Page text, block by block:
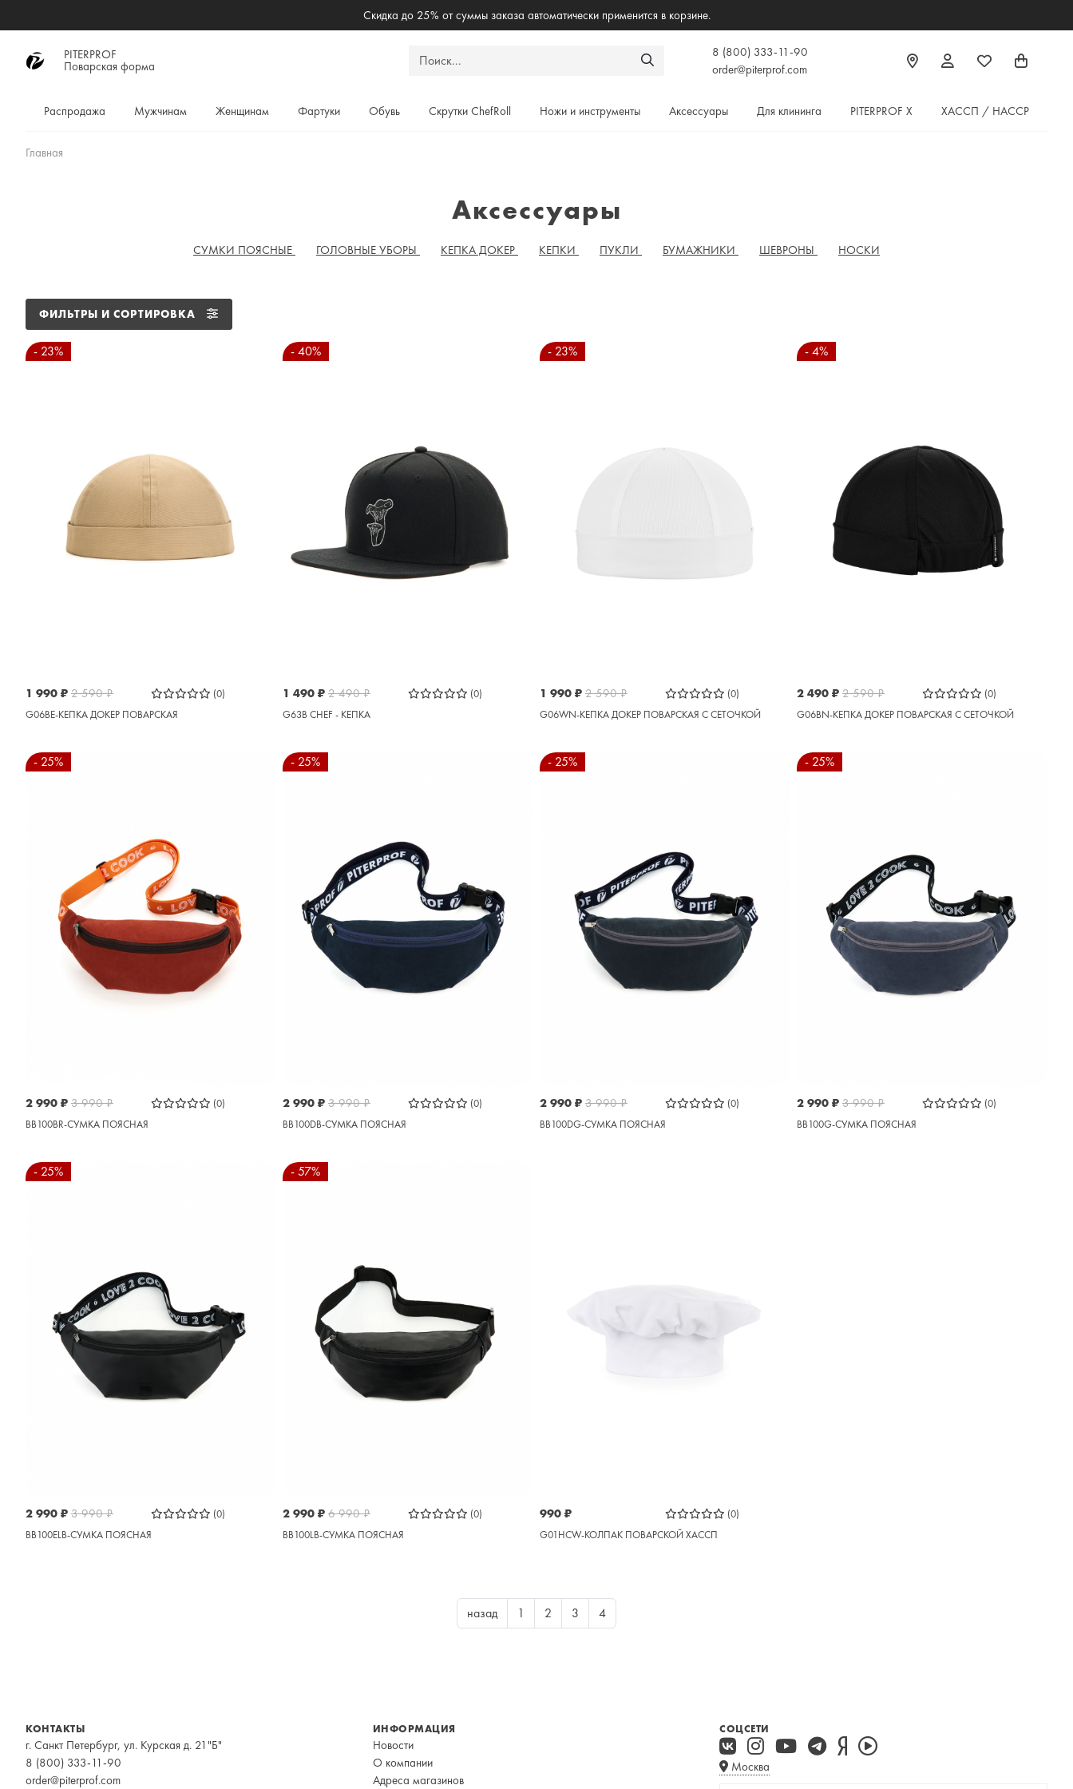
Скидка до 25% от суммы заказа автоматически применится в корзине.
PITERPROF
Поварская форма
8 (800) 333-11-90
order@piterprof.com
Распродажа Мужчинам Женщинам Фартуки Обувь Скрутки ChefRoll Ножи и инструменты Аксессуары Для клининга PITERPROF X ХАССП / HACCP
Главная
Аксессуары
СУМКИ ПОЯСНЫЕ ГОЛОВНЫЕ УБОРЫ КЕПКА ДОКЕР КЕПКИ ПУКЛИ БУМАЖНИКИ ШЕВРОНЫ НОСКИ
ФИЛЬТРЫ И СОРТИРОВКА
- 23%
1 990 ₽ 2 590₽
(0)
G06BE-КЕПКА ДОКЕР ПОВАРСКАЯ
- 40%
1 490 ₽ 2 490₽
(0)
G63B CHEF - КЕПКА
- 23%
1 990 ₽ 2 590₽
(0)
G06WN-КЕПКА ДОКЕР ПОВАРСКАЯ С СЕТОЧКОЙ
- 4%
2 490 ₽ 2 590₽
(0)
G06BN-КЕПКА ДОКЕР ПОВАРСКАЯ С СЕТОЧКОЙ
- 25%
2 990 ₽ 3 990₽
(0)
BB100BR-СУМКА ПОЯСНАЯ
- 25%
2 990 ₽ 3 990₽
(0)
BB100DB-СУМКА ПОЯСНАЯ
- 25%
2 990 ₽ 3 990₽
(0)
BB100DG-СУМКА ПОЯСНАЯ
- 25%
2 990 ₽ 3 990₽
(0)
BB100G-СУМКА ПОЯСНАЯ
- 25%
2 990 ₽ 3 990₽
(0)
BB100ELB-СУМКА ПОЯСНАЯ
- 57%
2 990 ₽ 6 990₽
(0)
BB100LB-СУМКА ПОЯСНАЯ
990 ₽
(0)
G01HCW-КОЛПАК ПОВАРСКОЙ ХАССП
назад 1 2 3 4
КОНТАКТЫ
г. Санкт Петербург, ул. Курская д. 21"Б"
8 (800) 333-11-90
order@piterprof.com
ИНФОРМАЦИЯ
Новости
О компании
Адреса магазинов
СОЦСЕТИ
Москва